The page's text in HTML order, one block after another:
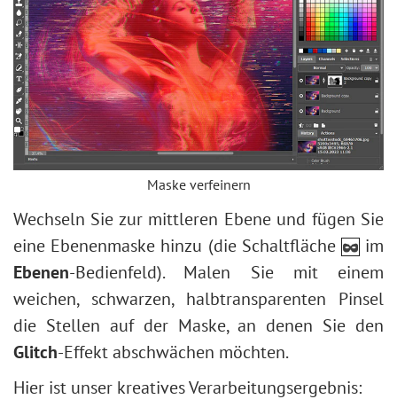
Maske verfeinern
Wechseln Sie zur mittleren Ebene und fügen Sie
eine Ebenenmaske hinzu (die Schaltfläche
im
Ebenen-Bedienfeld). Malen Sie mit einem
weichen, schwarzen, halbtransparenten Pinsel
die Stellen auf der Maske, an denen Sie den
Glitch-Effekt abschwächen möchten.
Hier ist unser kreatives Verarbeitungsergebnis: